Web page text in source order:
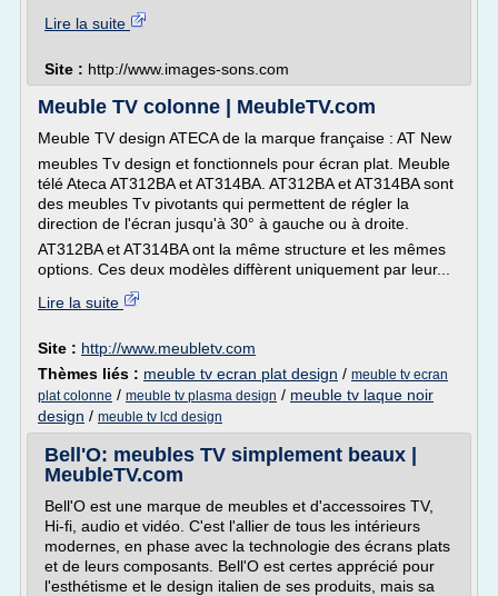
Lire la suite
Site : http://www.images-sons.com
Meuble TV colonne | MeubleTV.com
Meuble TV design ATECA de la marque française : AT New
meubles Tv design et fonctionnels pour écran plat. Meuble
télé Ateca AT312BA et AT314BA. AT312BA et AT314BA sont
des meubles Tv pivotants qui permettent de régler la
direction de l'écran jusqu'à 30° à gauche ou à droite.
AT312BA et AT314BA ont la même structure et les mêmes
options. Ces deux modèles diffèrent uniquement par leur...
Lire la suite
Site : http://www.meubletv.com
Thèmes liés : meuble tv ecran plat design / meuble tv ecran
plat colonne / meuble tv plasma design / meuble tv laque noir
design / meuble tv lcd design
Bell'O: meubles TV simplement beaux |
MeubleTV.com
Bell'O est une marque de meubles et d'accessoires TV,
Hi-fi, audio et vidéo. C'est l'allier de tous les intérieurs
modernes, en phase avec la technologie des écrans plats
et de leurs composants. Bell'O est certes apprécié pour
l'esthétisme et le design italien de ses produits, mais sa